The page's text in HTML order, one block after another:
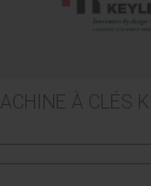
À CLÉS